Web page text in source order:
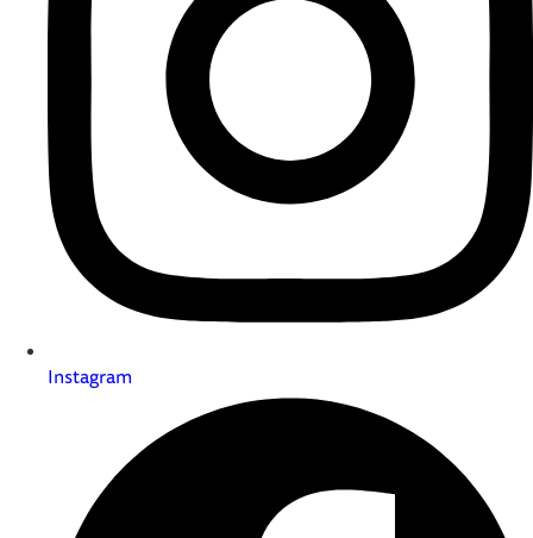
Instagram